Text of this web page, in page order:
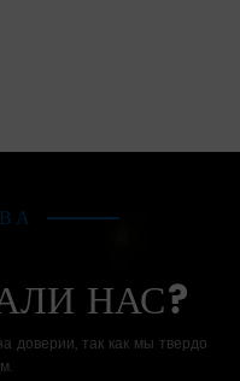
НАС?
доверии, так как мы твердо